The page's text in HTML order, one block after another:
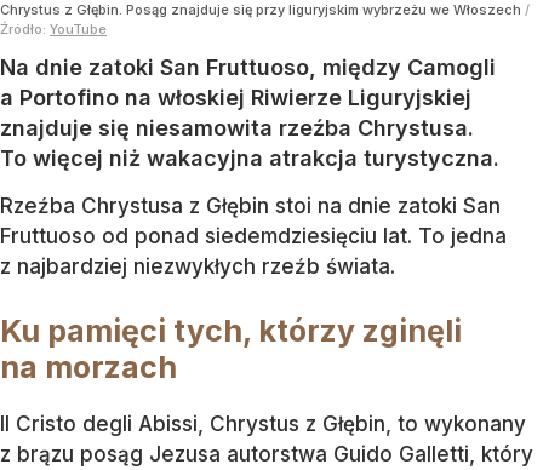
Chrystus z Głębin. Posąg znajduje się przy liguryjskim wybrzeżu we Włoszech /
Źródło: YouTube
Na dnie zatoki San Fruttuoso, między Camogli
a Portofino na włoskiej Riwierze Liguryjskiej
znajduje się niesamowita rzeźba Chrystusa.
To więcej niż wakacyjna atrakcja turystyczna.
Rzeźba Chrystusa z Głębin stoi na dnie zatoki San
Fruttuoso od ponad siedemdziesięciu lat. To jedna
z najbardziej niezwykłych rzeźb świata.
Ku pamięci tych, którzy zginęli
na morzach
Il Cristo degli Abissi, Chrystus z Głębin, to wykonany
z brązu posąg Jezusa autorstwa Guido Galletti, który